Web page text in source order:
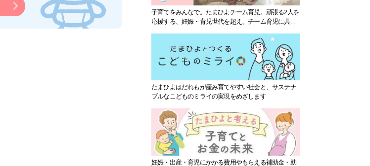
子育てをみんなで。たまひよチーム育児。頑張る2人を
応援する、妊娠・育児世代を超え、チーム育児に共感
たまひよはだれもが産み育てやすい社会と、サステナ
ブルなこどものミライの実現をめざします
妊娠・出産・育児にかかる費用やもらえる補助金・助